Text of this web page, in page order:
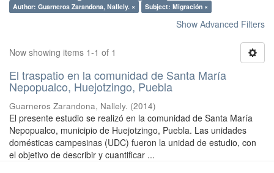
Author: Guarneros Zarandona, Nallely. ×
Subject: Migración ×
Show Advanced Filters
Now showing items 1-1 of 1
El traspatio en la comunidad de Santa María
Nepopualco, Huejotzingo, Puebla
Guarneros Zarandona, Nallely. (2014)
El presente estudio se realizó en la comunidad de Santa María
Nepopualco, municipio de Huejotzingo, Puebla. Las unidades
domésticas campesinas (UDC) fueron la unidad de estudio, con
el objetivo de describir y cuantificar ...